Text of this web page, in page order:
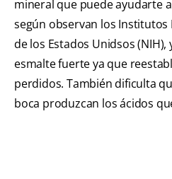
mineral que puede ayudarte
según observan los Institutos
de los Estados Unidsos (NIH),
esmalte fuerte ya que
perdidos. También dificulta
boca produzcan los ácidos